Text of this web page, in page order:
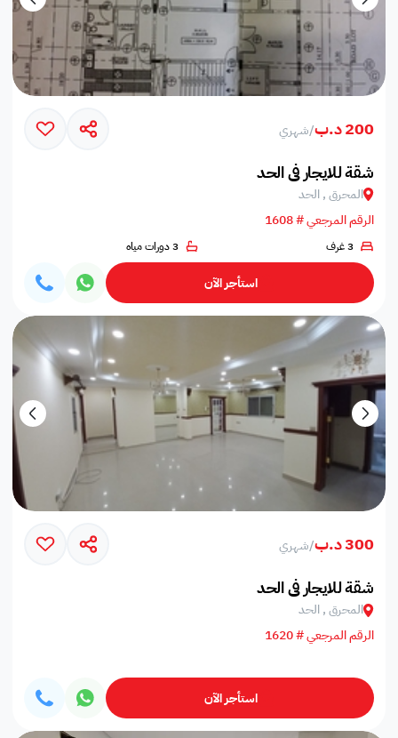
200 د.ب /شهري
شقة للايجار في الحد
المحرق , الحد
الرقم المرجعي # 1608
3 غرف 3 دورات مياه
استأجر الآن
300 د.ب /شهري
شقة للايجار في الحد
المحرق , الحد
الرقم المرجعي # 1620
استأجر الآن